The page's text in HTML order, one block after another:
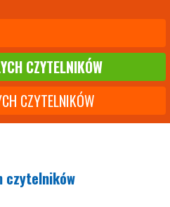
CZYTELNIKÓW
CZYTELNIKÓW
czytelników